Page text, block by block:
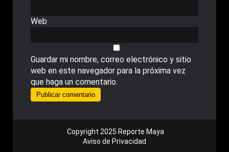
Web
Guardar mi nombre, correo electrónico y sitio
web en este navegador para la próxima vez
que haga un comentario.
Copyright 2025 Reporte Maya
Aviso de Privacidad